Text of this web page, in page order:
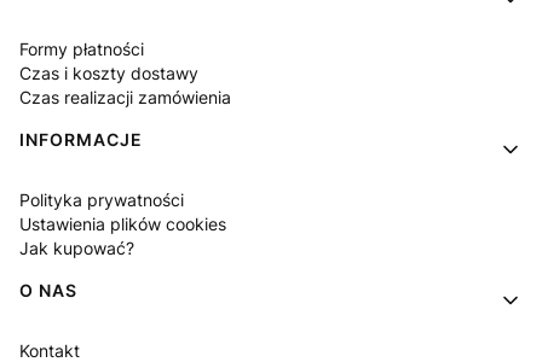
Formy płatności
Czas i koszty dostawy
Czas realizacji zamówienia
INFORMACJE
Polityka prywatności
Ustawienia plików cookies
Jak kupować?
O NAS
Kontakt